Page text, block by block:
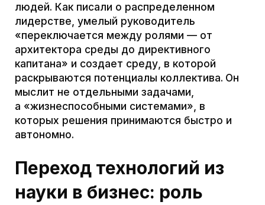
инвестиции и демонстрируют высокую
выживаемость, подтверждая важность
системного подхода. В частном секторе
известны истории DeepMind (ИИ-
технологии, начавшиеся как
исследовательский проект и ставшие
коммерчески востребованными) и Moderna
(мРНК-технологии, воплощённые в
вакцины). Во всех этих случаях лидеры
сочетали глубокую научную экспертизу с
предпринимательским подходом и умением
выстраивать междисциплинарные команды.
Заключение
Современная реальность
требуетархитекторов отраслей , а не